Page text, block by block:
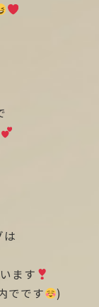
ます
でです
)